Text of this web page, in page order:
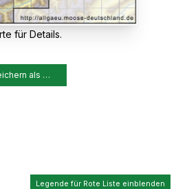
für Details.
als …
Legende für Rote Liste einblenden